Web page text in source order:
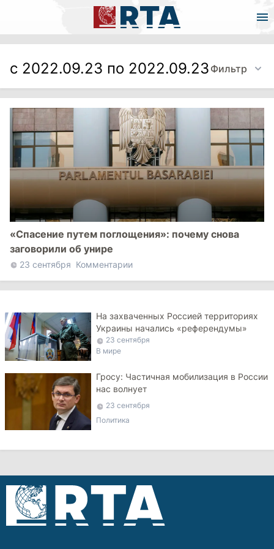
с 2022.09.23 по 2022.09.23 Фильтр
«Спасение путем поглощения»: почему снова
заговорили об унире
23 сентября Комментарии
На захваченных Россией территориях
Украины начались «референдумы»
23 сентября
В мире
Гросу: Частичная мобилизация в России
нас волнует
23 сентября
Политика